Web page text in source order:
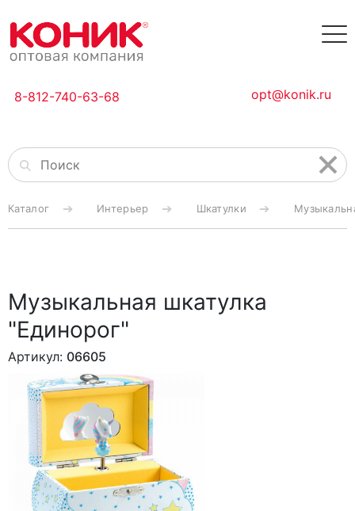
8-812-740-63-68 opt@konik.ru
Каталог Интерьер Шкатулки
Музыкальная шкатулка
"Единорог"
Артикул: 06605